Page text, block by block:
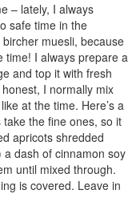
– lately, I always
safe time in the
muesli, because
time! I always prepare a
and top it with fresh
I normally mix
at the time. Here’s a
the fine ones, so it
apricots shredded
dash of cinnamon soy
until mixed through.
is covered. Leave in